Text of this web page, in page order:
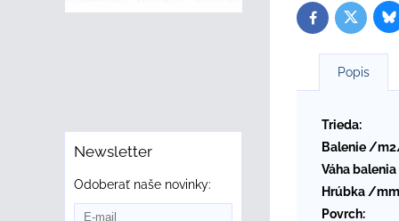
FacebookTwitter
Popis
Trieda:
Balenie /
Váha
Hrúbka /
Povrch:
Newsletter
Odoberať naše novinky: